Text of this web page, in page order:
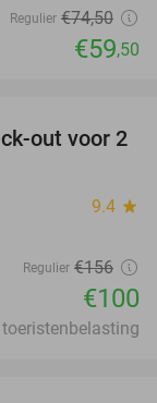
Regulier €74,50
€59,50
36%
out voor 2
9.4 star
Regulier €156
€100